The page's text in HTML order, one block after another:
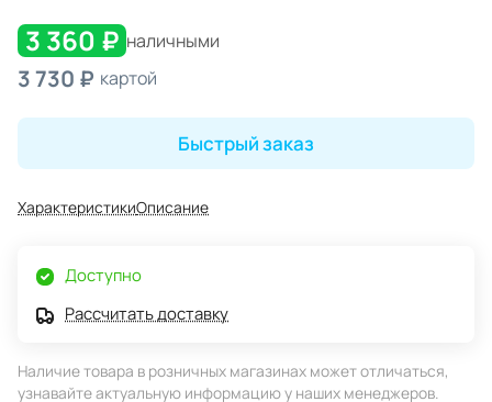
3 360 ₽ наличными
3 730 ₽ картой
Быстрый заказ
ХарактеристикиОписание
Доступно
Рассчитать доставку
Наличие товара в розничных магазинах может отличаться,
узнавайте актуальную информацию у наших менеджеров.